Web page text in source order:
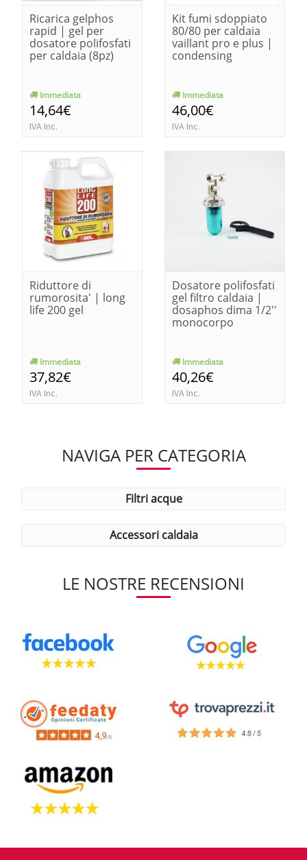
Ricarica gelphos
rapid | gel per
dosatore polifosfati
per caldaia (8pz)
Immediata
14,64€
IVA Inc.
Kit fumi sdoppiato
80/80 per caldaia
vaillant pro e plus |
condensing
Immediata
46,00€
IVA Inc.
Riduttore di
rumorosita' | long
life 200 gel
Immediata
37,82€
IVA Inc.
Dosatore polifosfati
gel filtro caldaia |
dosaphos dima 1/2''
monocorpo
Immediata
40,26€
IVA Inc.
NAVIGA PER CATEGORIA
filtri acque
accessori caldaia
LE NOSTRE RECENSIONI